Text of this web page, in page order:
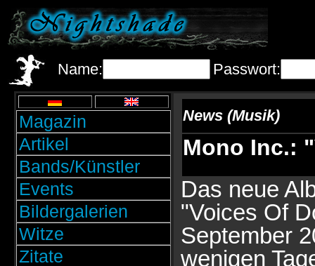
Name: Passwort:
Magazin
Artikel
Bands/Künstler
Events
Bildergalerien
Witze
Zitate
News (Musik)
Mono Inc.:
Das neue
"Voices Of
September
wenigen